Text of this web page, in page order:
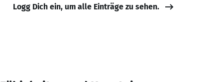
Logg Dich ein, um alle Einträge zu sehen.